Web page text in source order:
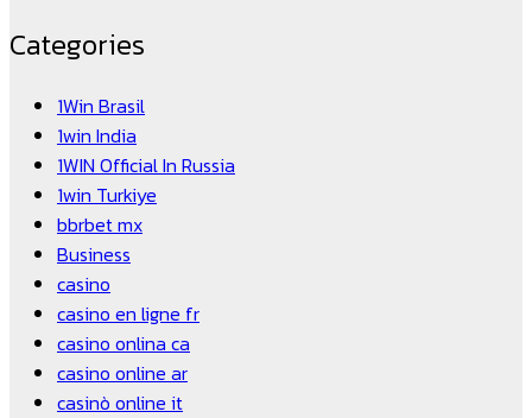
Categories
1Win Brasil
1win India
1WIN Official In Russia
1win Turkiye
bbrbet mx
Business
casino
casino en ligne fr
casino onlina ca
casino online ar
casinò online it